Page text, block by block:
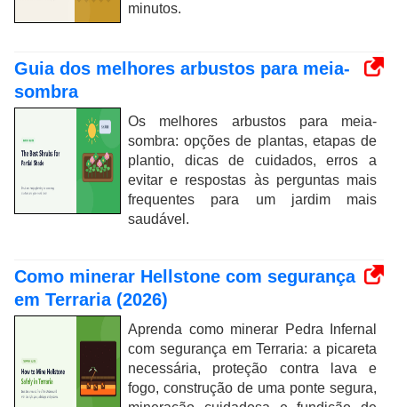
minutos.
Guia dos melhores arbustos para meia-
sombra
Os melhores arbustos para meia-
sombra: opções de plantas, etapas de
plantio, dicas de cuidados, erros a
evitar e respostas às perguntas mais
frequentes para um jardim mais
saudável.
Como minerar Hellstone com segurança
em Terraria (2026)
Aprenda como minerar Pedra Infernal
com segurança em Terraria: a picareta
necessária, proteção contra lava e
fogo, construção de uma ponte segura,